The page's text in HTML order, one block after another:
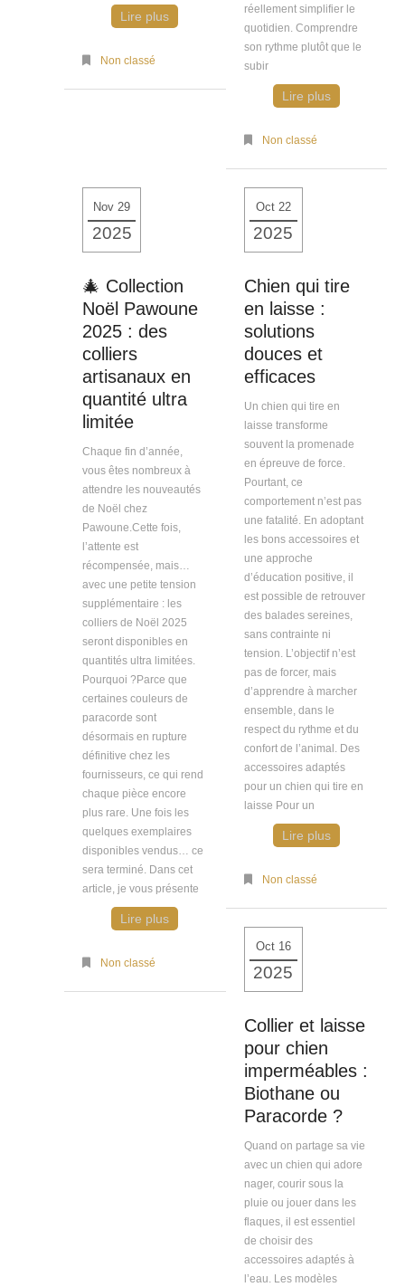
Lire plus
Non classé
réellement simplifier le
quotidien. Comprendre
son rythme plutôt que le
subir
Lire plus
Non classé
Nov 29
2025
🎄 Collection
Noël Pawoune
2025 : des
colliers
artisanaux en
quantité ultra
limitée
Chaque fin d’année,
vous êtes nombreux à
attendre les nouveautés
de Noël chez
Pawoune.Cette fois,
l’attente est
récompensée, mais…
avec une petite tension
supplémentaire : les
colliers de Noël 2025
seront disponibles en
quantités ultra limitées.
Pourquoi ?Parce que
certaines couleurs de
paracorde sont
désormais en rupture
définitive chez les
fournisseurs, ce qui rend
chaque pièce encore
plus rare. Une fois les
quelques exemplaires
disponibles vendus… ce
sera terminé. Dans cet
article, je vous présente
Lire plus
Non classé
Oct 22
2025
Chien qui tire
en laisse :
solutions
douces et
efficaces
Un chien qui tire en
laisse transforme
souvent la promenade
en épreuve de force.
Pourtant, ce
comportement n’est pas
une fatalité. En adoptant
les bons accessoires et
une approche
d’éducation positive, il
est possible de retrouver
des balades sereines,
sans contrainte ni
tension. L’objectif n’est
pas de forcer, mais
d’apprendre à marcher
ensemble, dans le
respect du rythme et du
confort de l’animal. Des
accessoires adaptés
pour un chien qui tire en
laisse Pour un
Lire plus
Non classé
Oct 16
2025
Collier et laisse
pour chien
imperméables :
Biothane ou
Paracorde ?
Quand on partage sa vie
avec un chien qui adore
nager, courir sous la
pluie ou jouer dans les
flaques, il est essentiel
de choisir des
accessoires adaptés à
l’eau. Les modèles